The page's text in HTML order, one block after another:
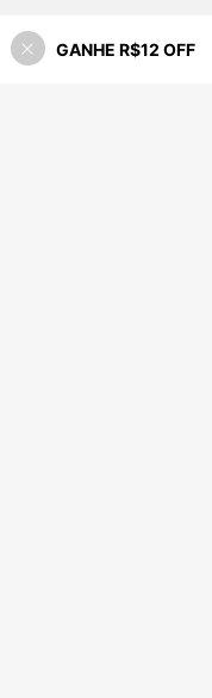
30% OFF!
GANHE R$12 OFF